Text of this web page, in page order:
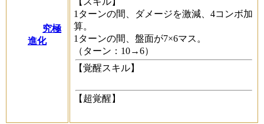
究極
進化
1ターンの間、ダメージを激減、4コンボ加
算。
1ターンの間、盤面が7×6マス。
（ターン：10→6）
【覚醒スキル】
【超覚醒】